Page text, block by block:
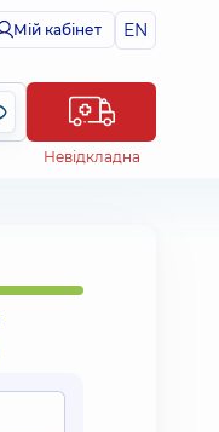
Мій кабінет EN
Невідкладна